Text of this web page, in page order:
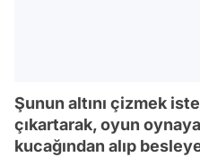
Şunun altını çizmek
çıkartarak, oyun
kucağından alıp